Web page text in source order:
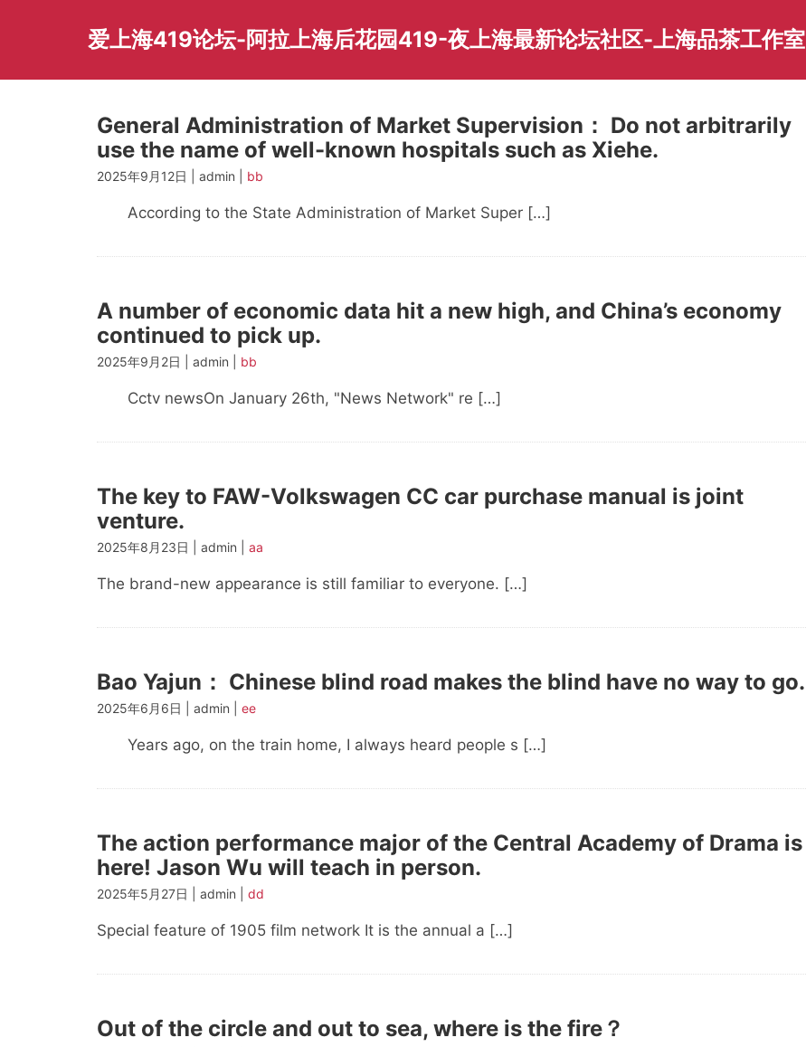
爱上海419论坛-阿拉上海后花园419-夜上海最新论坛社区-上海品茶工作室
General Administration of Market Supervision： Do not arbitrarily
use the name of well-known hospitals such as Xiehe.
2025年9月12日 | admin | bb
According to the State Administration of Market Super […]
A number of economic data hit a new high, and China’s economy
continued to pick up.
2025年9月2日 | admin | bb
Cctv newsOn January 26th, "News Network" re […]
The key to FAW-Volkswagen CC car purchase manual is joint
venture.
2025年8月23日 | admin | aa
The brand-new appearance is still familiar to everyone. […]
Bao Yajun： Chinese blind road makes the blind have no way to go.
2025年6月6日 | admin | ee
Years ago, on the train home, I always heard people s […]
The action performance major of the Central Academy of Drama is
here! Jason Wu will teach in person.
2025年5月27日 | admin | dd
Special feature of 1905 film network It is the annual a […]
Out of the circle and out to sea, where is the fire？